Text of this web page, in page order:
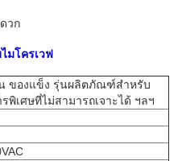
วก
มโครเวฟ
ของแข็ง รุ่นผลิตภัณฑ์สำหรับ
พิเศษที่ไม่สามารถเจาะได้ ฯลฯ